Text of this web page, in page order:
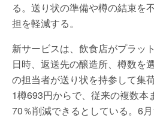
る。送り状の準備や樽の結束を
担を軽減する。
新サービスは、飲食店がプラッ
日時、返送先の醸造所、樽数を
の担当者が送り状を持参して集
1樽693円からで、従来の複数本
70％削減できるとしている。6